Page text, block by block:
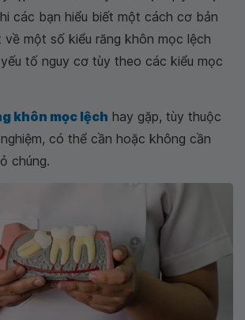
các bạn hiểu biết một cách cơ bản
một số kiểu răng khôn mọc lệch
tố nguy cơ tùy theo các kiểu mọc
khôn mọc lệch hay gặp, tùy thuộc
có thể cần hoặc không cần
chúng.